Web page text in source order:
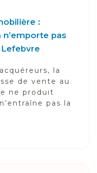
:
pas
la
de vente au
ne produit
pas la